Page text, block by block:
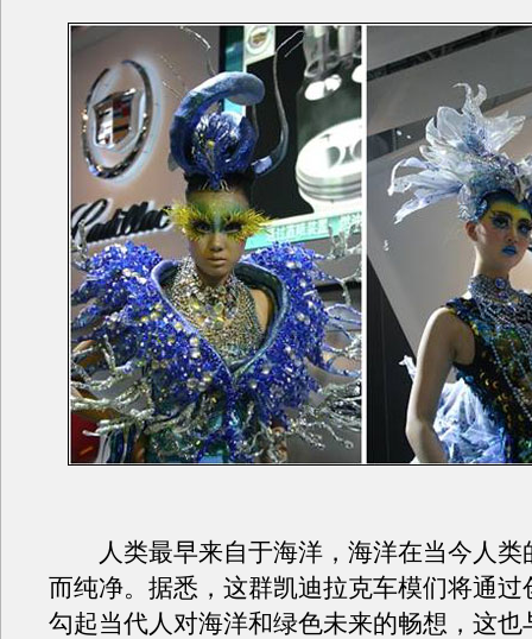
人类最早来自于海洋，海洋在当今人类
而纯净。据悉，这群凯迪拉克车模们将通过
勾起当代人对海洋和绿色未来的畅想，这也